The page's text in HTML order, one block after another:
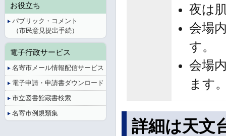
夜は
会場
す。
会場
ます
詳細は天文
お役立ち
パブリック・コメント
（市民意見提出手続）
電子行政サービス
名寄市メール情報配信サービス
電子申請・申請書ダウンロード
市立図書館蔵書検索
名寄市例規類集